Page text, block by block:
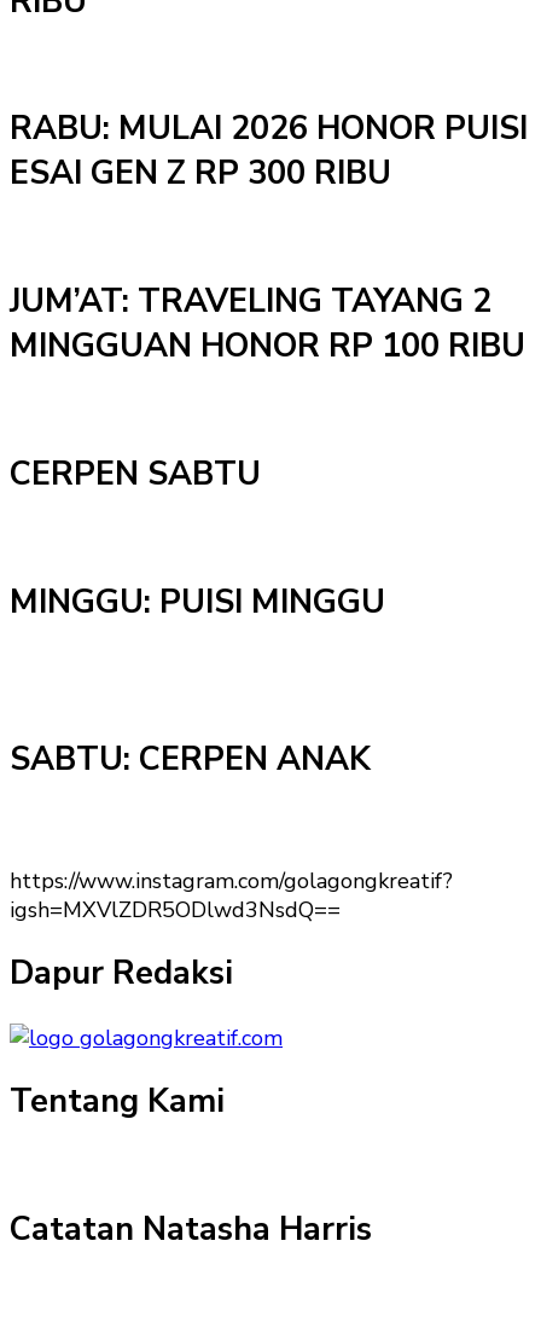
RABU: MULAI 2026 HONOR PUISI
ESAI GEN Z RP 300 RIBU
JUM’AT: TRAVELING TAYANG 2
MINGGUAN HONOR RP 100 RIBU
CERPEN SABTU
MINGGU: PUISI MINGGU
SABTU: CERPEN ANAK
https://www.instagram.com/golagongkreatif?
igsh=MXVlZDR5ODlwd3NsdQ==
Dapur Redaksi
Tentang Kami
Catatan Natasha Harris